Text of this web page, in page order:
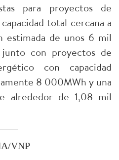
para proyectos de
total cercana a
estimada de unos 6 mil
con proyectos de
con capacidad
8 000MWh y una
alrededor de 1,08 mil
VNP